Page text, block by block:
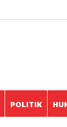
POLITIK